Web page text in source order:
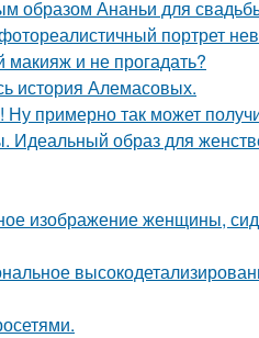
образом Ананьи для
портрет
и не прогадать?
история Алемасовых.
примерно так может
образ для
изображение женщины,